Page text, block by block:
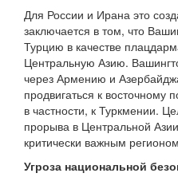
Для России и Ирана это
заключается в том, что
Турцию в качестве
Центральную Азию.
через Армению и
продвигаться к восточному
в частности, к Туркмении.
прорыва в Центральной
критически важным
Угроза национальной